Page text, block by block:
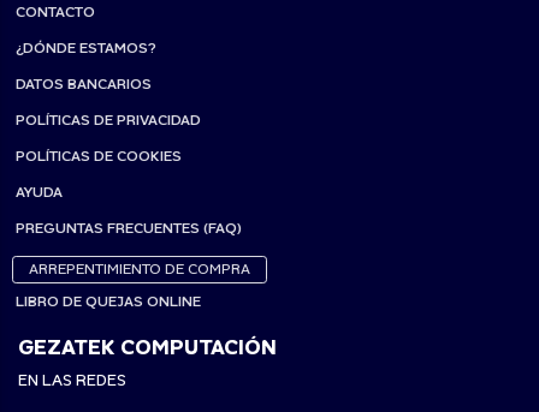
CONTACTO
¿DÓNDE ESTAMOS?
DATOS BANCARIOS
POLÍTICAS DE PRIVACIDAD
POLÍTICAS DE COOKIES
AYUDA
PREGUNTAS FRECUENTES (FAQ)
ARREPENTIMIENTO DE COMPRA
LIBRO DE QUEJAS ONLINE
GEZATEK COMPUTACIÓN
EN LAS REDES